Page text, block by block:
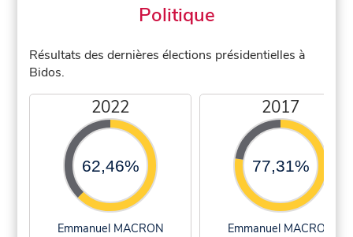
Politique
Résultats des dernières élections présidentielles à
Bidos.
2022
62,46%
Emmanuel MACRON
2017
77,31%
Emmanuel MACRON